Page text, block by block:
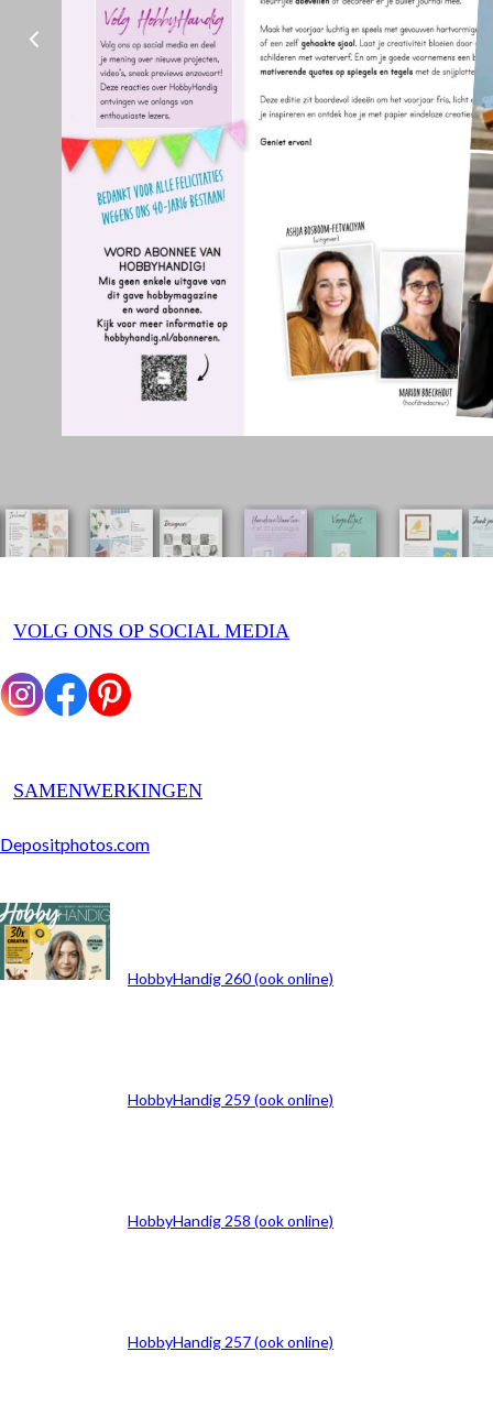
VOLG ONS OP SOCIAL MEDIA
SAMENWERKINGEN
Depositphotos.com
ARCHIEF
HobbyHandig 260 (ook online)
HobbyHandig 259 (ook online)
HobbyHandig 258 (ook online)
HobbyHandig 257 (ook online)